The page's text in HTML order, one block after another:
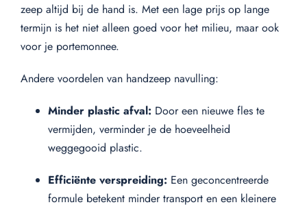
zeep altijd bij de hand is. Met een lage prijs op lange
termijn is het niet alleen goed voor het milieu, maar ook
voor je portemonnee.
Andere voordelen van handzeep navulling:
Minder plastic afval: Door een nieuwe fles te
vermijden, verminder je de hoeveelheid
weggegooid plastic.
Efficiënte verspreiding: Een geconcentreerde
formule betekent minder transport en een kleinere